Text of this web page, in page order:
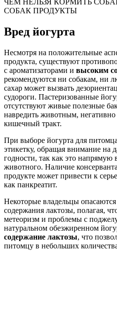
ЧЕМ НЕЛЬЗЯ КОРМИТЬ
СОБАК ПРОДУКТЫ
Вред йогурта
Несмотря на положительные
продукта, существуют
с ароматизаторами и высоким
рекомендуются ни собакам, ни
сахар может вызвать
судороги. Пастеризованные
отсутствуют живые полезные
навредить животным,
кишечный тракт.
При выборе йогурта для
этикетку, обращая внимание на
годности, так как это напрямую
животного. Наличие
продукте может привести к
как панкреатит.
Некоторые владельцы опасаются
содержания лактозы, полагая,
метеоризм и проблемы с
натуральном обезжиренном
содержание лактозы, что
питомцу в небольших